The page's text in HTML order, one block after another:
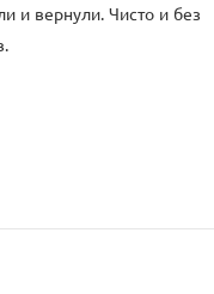
и вернули. Чисто и без